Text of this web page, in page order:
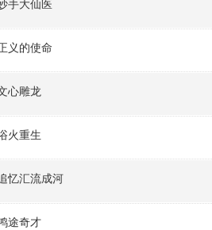
手大仙医
义的使命
心雕龙
火重生
忆汇流成河
途奇才